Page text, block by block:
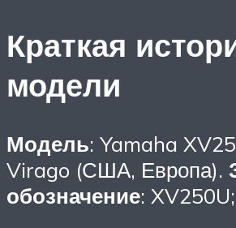
Краткая
модели
Модель: Yamaha
Virago (США, Европа).
обозначение: